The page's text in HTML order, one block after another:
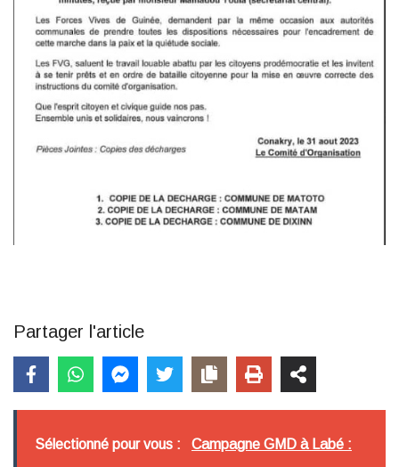
Partager l'article
Sélectionné pour vous : Campagne GMD à Labé :